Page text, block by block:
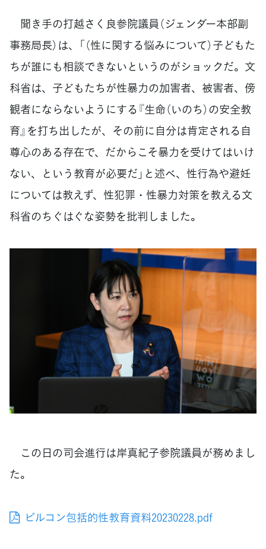
聞き手の打越さく良参院議員（ジェンダー本部副
事務局長）は、「（性に関する悩みについて）子どもた
ちが誰にも相談できないというのがショックだ。文
科省は、子どもたちが性暴力の加害者、被害者、傍
観者にならないようにする『生命（いのち）の安全教
育』を打ち出したが、その前に自分は肯定される自
尊心のある存在で、だからこそ暴力を受けてはいけ
ない、という教育が必要だ」と述べ、性行為や避妊
については教えず、性犯罪・性暴力対策を教える文
科省のちぐはぐな姿勢を批判しました。
この日の司会進行は岸真紀子参院議員が務めまし
た。
ピルコン包括的性教育資料20230228.pdf